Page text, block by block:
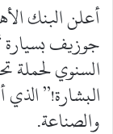
أعلن البنك
جوزيف
السنوي لحملة
البشارة!”
والصناعة.